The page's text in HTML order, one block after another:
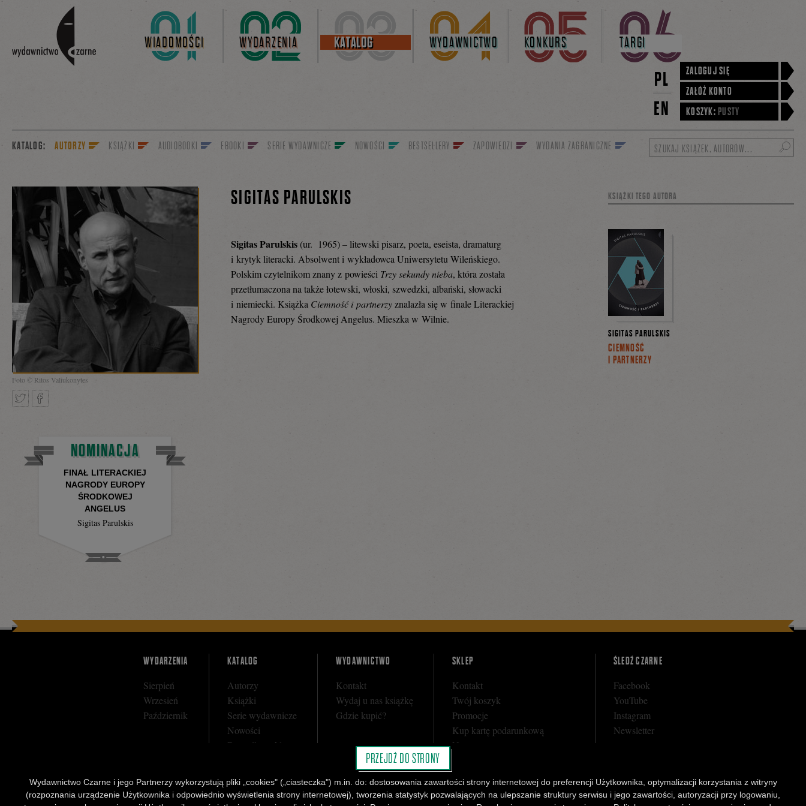
WIADOMOŚCI WYDARZENIA KATALOG WYDAWNICTWO KONKURS TARGI
PL
EN
ZALOGUJ SIĘ
ZAŁÓŻ KONTO
KOSZYK: PUSTY
KATALOG: AUTORZY KSIĄŻKI AUDIOBOOKI EBOOKI SERIE WYDAWNICZE NOWOŚCI BESTSELLERY ZAPOWIEDZI WYDANIA ZAGRANICZNE
SIGITAS PARULSKIS
Foto © Ritos Valiukonytes
Sigitas Parulskis (ur. 1965) – litewski pisarz, poeta, eseista, dramaturg
i krytyk literacki. Absolwent i wykładowca Uniwersytetu Wileńskiego.
Polskim czytelnikom znany z powieści Trzy sekundy nieba, która została
przetłumaczona na także łotewski, włoski, szwedzki, albański, słowacki
i niemiecki. Książka Ciemność i partnerzy znalazła się w finale Literackiej
Nagrody Europy Środkowej Angelus. Mieszka w Wilnie.
KSIĄŻKI TEGO AUTORA
SIGITAS PARULSKIS
CIEMNOŚĆ
I PARTNERZY
NOMINACJA
FINAŁ LITERACKIEJ
NAGRODY EUROPY
ŚRODKOWEJ
ANGELUS
Sigitas Parulskis
WYDARZENIA
Sierpień
Wrzesień
Październik
KATALOG
Autorzy
Książki
Serie wydawnicze
Nowości
Bestsellery sklepu
WYDAWNICTWO
Kontakt
Wydaj u nas książkę
Gdzie kupić?
SKLEP
Kontakt
Twój koszyk
Promocje
Kup kartę podarunkową
Nota prawna
Polityka prywatności
Regulamin Klubu Czarnego
ŚLEDŹ CZARNE
Facebook
YouTube
Instagram
Newsletter
PRZEJDŹ DO STRONY
Wydawnictwo Czarne i jego Partnerzy wykorzystują pliki „cookies" („ciasteczka") m.in. do: dostosowania zawartości strony internetowej do preferencji Użytkownika, optymalizacji korzystania z witryny
(rozpoznania urządzenie Użytkownika i odpowiednio wyświetlenia strony internetowej), tworzenia statystyk pozwalających na ulepszanie struktury serwisu i jego zawartości, autoryzacji przy logowaniu,